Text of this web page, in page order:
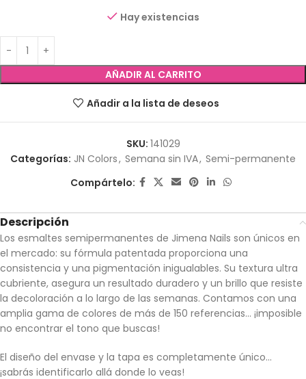
Hay existencias
AÑADIR AL CARRITO
Añadir a la lista de deseos
SKU: 141029
Categorías: JN Colors, Semana sin IVA, Semi-permanente
Compártelo:
Descripción
Los esmaltes semipermanentes de Jimena Nails son únicos en
el mercado: su fórmula patentada proporciona una
consistencia y una pigmentación inigualables. Su textura ultra
cubriente, asegura un resultado duradero y un brillo que resiste
la decoloración a lo largo de las semanas. Contamos con una
amplia gama de colores de más de 150 referencias… ¡imposible
no encontrar el tono que buscas!
El diseño del envase y la tapa es completamente único…
¡sabrás identificarlo allá donde lo veas!